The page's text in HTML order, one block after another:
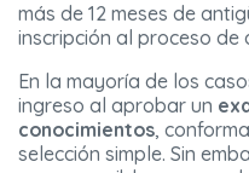
más de 12 meses de
inscripción al proceso de
En la mayoría de los
ingreso al aprobar un
conocimientos,
selección simple. Sin